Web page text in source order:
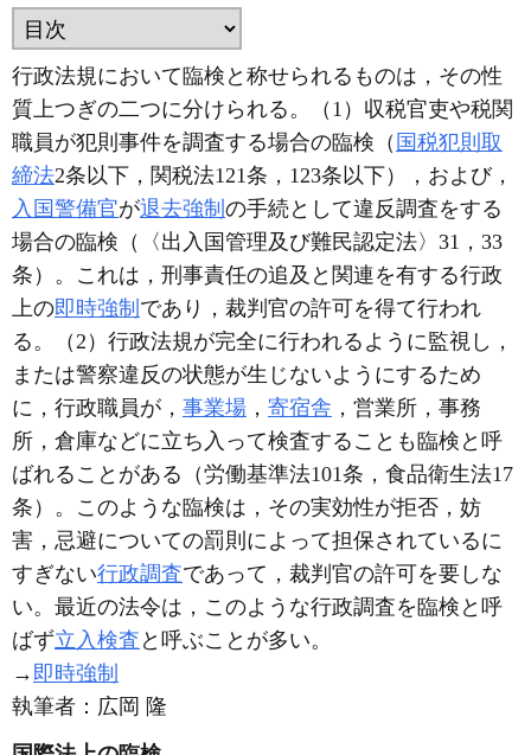
行政法規において臨検と称せられるものは，その性
質上つぎの二つに分けられる。（1）収税官吏や税関
職員が犯則事件を調査する場合の臨検（ 国税犯則取
締法2条以下，関税法121条，123条以下），および，
入国警備官が退去強制 の手続として違反調査をする
場合の臨検（〈出入国管理及び難民認定法〉31，33
条）。これは，刑事責任の追及と関連を有する行政
上の即時強制 であり，裁判官の許可を得て行われ
る。（2）行政法規が完全に行われるように監視し，
または警察違反の状態が生じないようにするため
に，行政職員が， 事業場 ， 寄宿舎 ，営業所，事務
所，倉庫などに立ち入って検査することも臨検と呼
ばれることがある（労働基準法101条，食品衛生法17
条）。このような臨検は，その実効性が拒否，妨
害，忌避についての罰則によって担保されているに
すぎない行政調査であって，裁判官の許可を要しな
い。最近の法令は，このような行政調査を臨検と呼
ばず立入検査 と呼ぶことが多い。
→ 即時強制
執筆者： 広岡 隆